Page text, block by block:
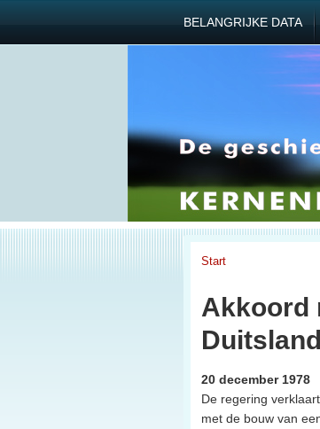
BELANGRIJKE DATA
Start
Akkoord
Duitsland
20 december 1978
De regering
met de bouw van